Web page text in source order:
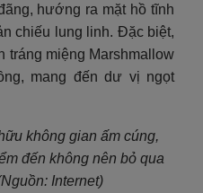
hướng ra mặt hồ tĩnh
chiếu lung linh. Đặc biệt,
tráng miệng Marshmallow
mang đến dư vị ngọt
không gian ấm cúng,
đến không nên bỏ qua
Internet)